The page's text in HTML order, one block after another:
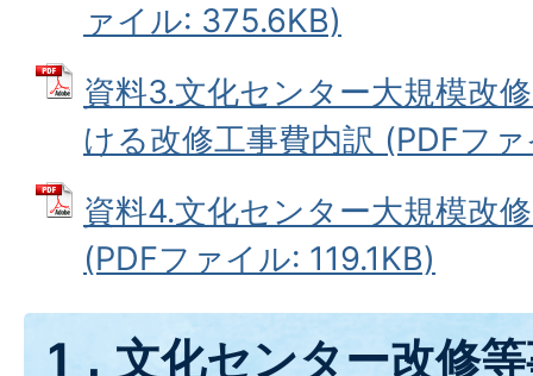
ァイル: 375.6KB)
資料3.文化センター大規模改
ける改修工事費内訳 (PDFフ
資料4.文化センター大規模改
(PDFファイル: 119.1KB)
1．文化センター改修